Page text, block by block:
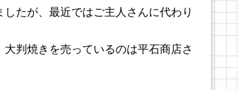
たが、最近ではご主人さんに代わり
判焼きを売っているのは平石商店さ